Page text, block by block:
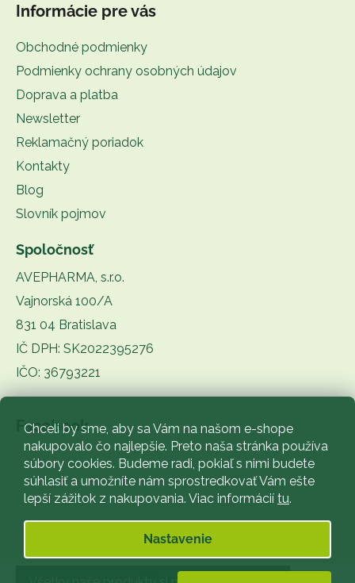
Chceli by sme, aby sa Vám na našom e-shope
nakupovalo čo najlepšie. Preto naša stránka používa
súbory cookies. Budeme radi, pokiaľ s nimi budete
súhlasiť a umožníte nám sprostredkovať Vám ešte
lepší zážitok z nakupovania. Viac informácií tu.
Nastavenie
Informácie pre vás
Obchodné podmienky
Podmienky ochrany osobných údajov
Doprava a platba
Newsletter
Reklamačný poriadok
Kontakty
Blog
Slovník pojmov
Spoločnosť
AVEPHARMA, s.r.o.
Vajnorská 100/A
831 04 Bratislava
IČ DPH: SK2022395276
IČO: 36793221
Facebook